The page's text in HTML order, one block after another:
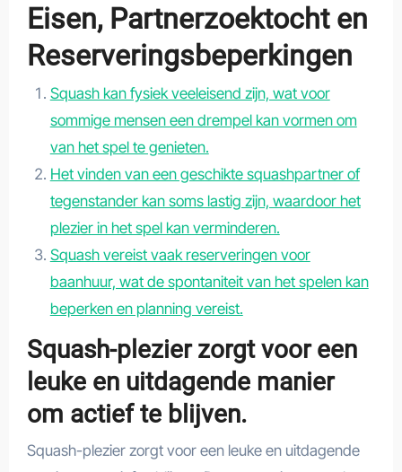
Eisen, Partnerzoektocht en
Reserveringsbeperkingen
Squash kan fysiek veeleisend zijn, wat voor
sommige mensen een drempel kan vormen om
van het spel te genieten.
Het vinden van een geschikte squashpartner of
tegenstander kan soms lastig zijn, waardoor het
plezier in het spel kan verminderen.
Squash vereist vaak reserveringen voor
baanhuur, wat de spontaniteit van het spelen kan
beperken en planning vereist.
Squash-plezier zorgt voor een
leuke en uitdagende manier
om actief te blijven.
Squash-plezier zorgt voor een leuke en uitdagende